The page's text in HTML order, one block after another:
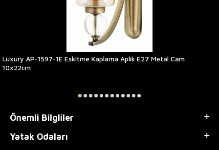
Luxury AP-1597-1E Eskitme Kaplama Aplik E27 Metal Cam
10x22cm
Önemli Bilgliler
Yatak Odaları